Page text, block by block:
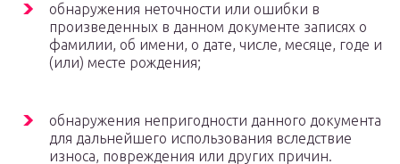
обнаружения неточности или ошибки в
произведенных в данном документе записях о
фамилии, об имени, о дате, числе, месяце, годе и
(или) месте рождения;
обнаружения непригодности данного документа
для дальнейшего использования вследствие
износа, повреждения или других причин.